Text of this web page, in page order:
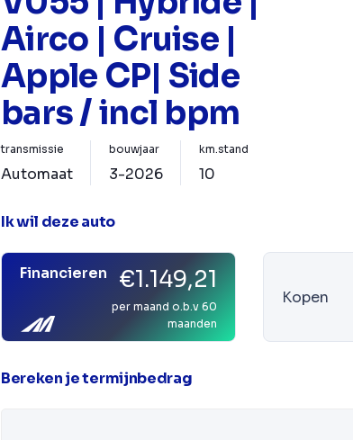
Airco | Cruise |
Apple CP| Side
bars / incl bpm
transmissie
Automaat
bouwjaar
3-2026
km.stand
10
Ik wil deze auto
Financieren €1.149,21
per maand o.b.v 60
maanden
Kopen
Bereken je termijnbedrag